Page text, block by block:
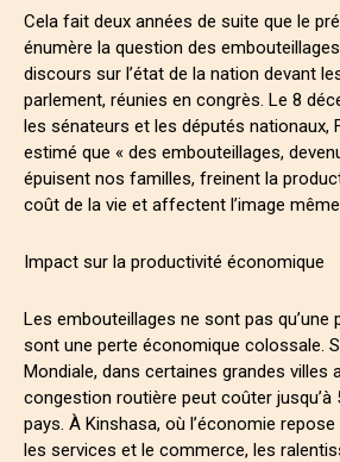
Cela fait deux années de suite que le
énumère la question des
discours sur l’état de la nation devant
parlement, réunies en congrès. Le 8
les sénateurs et les députés nationaux,
estimé que « des embouteillages,
épuisent nos familles, freinent la
coût de la vie et affectent l’image
Impact sur la productivité économique
Les embouteillages ne sont pas qu’une
sont une perte économique colossale.
Mondiale, dans certaines grandes villes
congestion routière peut coûter jusqu’à
pays. À Kinshasa, où l’économie
les services et le commerce, les